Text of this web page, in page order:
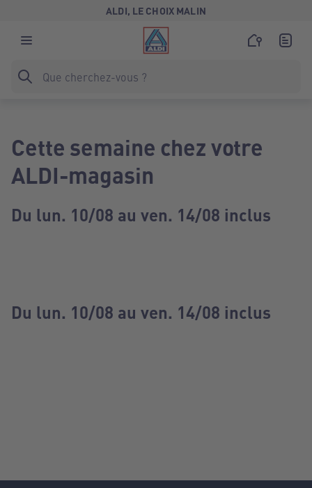
ALDI, LE CHOIX MALIN
Cette semaine chez votre
ALDI-magasin
Du lun. 10/08 au ven. 14/08 inclus
Du lun. 10/08 au ven. 14/08 inclus